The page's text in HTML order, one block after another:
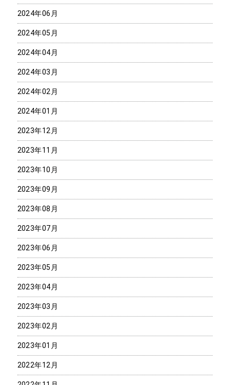
2024年06月
2024年05月
2024年04月
2024年03月
2024年02月
2024年01月
2023年12月
2023年11月
2023年10月
2023年09月
2023年08月
2023年07月
2023年06月
2023年05月
2023年04月
2023年03月
2023年02月
2023年01月
2022年12月